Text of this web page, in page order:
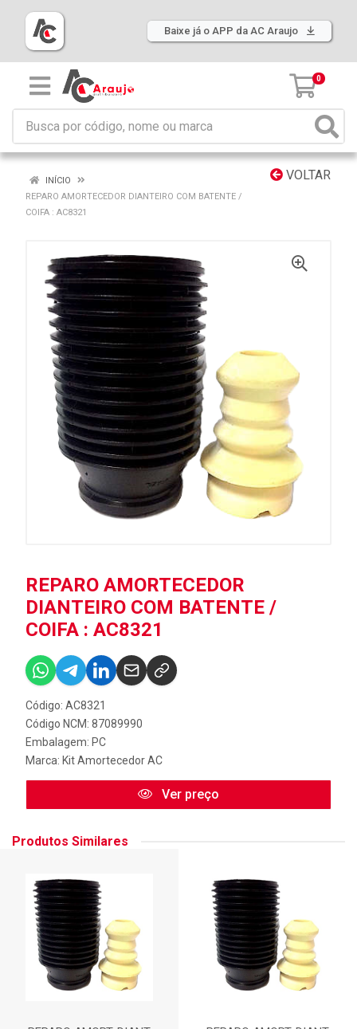
Baixe já o APP da AC Araujo
0
VOLTAR
INÍCIO
REPARO AMORTECEDOR DIANTEIRO COM BATENTE /
COIFA : AC8321
REPARO AMORTECEDOR
DIANTEIRO COM BATENTE /
COIFA : AC8321
Código: AC8321
Código NCM: 87089990
Embalagem: PC
Marca: Kit Amortecedor AC
Ver preço
Produtos Similares